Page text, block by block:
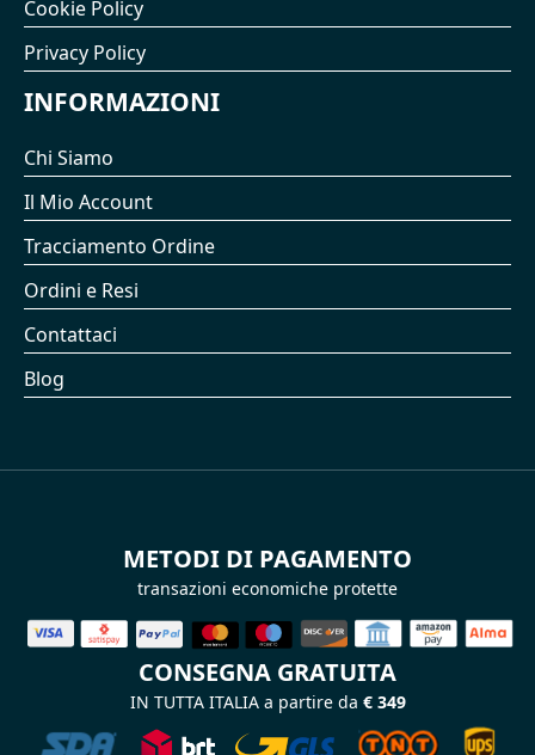
Cookie Policy
Privacy Policy
INFORMAZIONI
Chi Siamo
Il Mio Account
Tracciamento Ordine
Ordini e Resi
Contattaci
Blog
METODI DI PAGAMENTO
transazioni economiche protette
CONSEGNA GRATUITA
IN TUTTA ITALIA a partire da € 349